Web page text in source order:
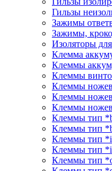
Гильзы
Зажимы
Зажимы,
Изоляторы
Клемма
Клеммы
Клеммы
Клеммы
Клеммы
Клеммы
Клеммы тип
Клеммы тип
Клеммы тип
Клеммы тип
Клеммы тип